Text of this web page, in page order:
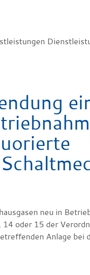
neu in
oder 15 der
Anlage bei